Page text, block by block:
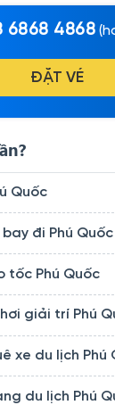
6868 4868
ĐẶT VÉ
Quốc
bay đi Phú Quốc
tốc Phú Quốc
giải trí Phú
xe du lịch Phú
du lịch Phú